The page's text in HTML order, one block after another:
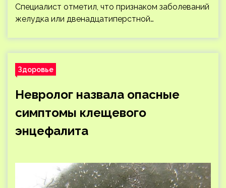
Специалист отметил, что признаком заболеваний
желудка или двенадцатиперстной…
Здоровье
Невролог назвала опасные
симптомы клещевого
энцефалита